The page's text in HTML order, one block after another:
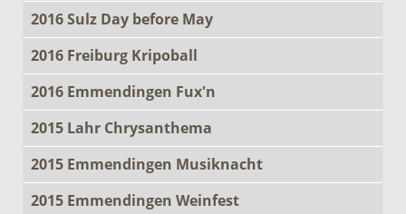
2016 Sulz Day before May
2016 Freiburg Kripoball
2016 Emmendingen Fux'n
2015 Lahr Chrysanthema
2015 Emmendingen Musiknacht
2015 Emmendingen Weinfest